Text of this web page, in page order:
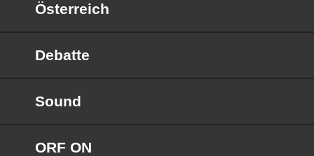
Österreich
Debatte
Sound
ORF ON